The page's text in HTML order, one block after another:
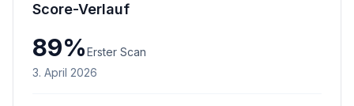
Score-Verlauf
89%Erster Scan
3. April 2026